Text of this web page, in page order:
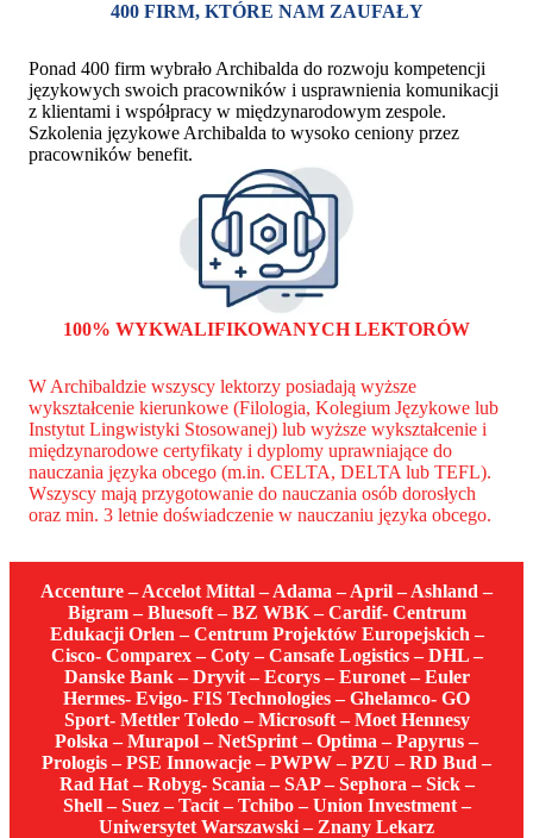
400 FIRM, KTÓRE NAM ZAUFAŁY
Ponad 400 firm wybrało Archibalda do rozwoju kompetencji
językowych swoich pracowników i usprawnienia komunikacji
z klientami i współpracy w międzynarodowym zespole.
Szkolenia językowe Archibalda to wysoko ceniony przez
pracowników benefit.
100% WYKWALIFIKOWANYCH LEKTORÓW
W Archibaldzie wszyscy lektorzy posiadają wyższe
wykształcenie kierunkowe (Filologia, Kolegium Językowe lub
Instytut Lingwistyki Stosowanej) lub wyższe wykształcenie i
międzynarodowe certyfikaty i dyplomy uprawniające do
nauczania języka obcego (m.in. CELTA, DELTA lub TEFL).
Wszyscy mają przygotowanie do nauczania osób dorosłych
oraz min. 3 letnie doświadczenie w nauczaniu języka obcego.
Accenture – Accelot Mittal – Adama – April – Ashland –
Bigram – Bluesoft – BZ WBK – Cardif- Centrum
Edukacji Orlen – Centrum Projektów Europejskich –
Cisco- Comparex – Coty – Cansafe Logistics – DHL –
Danske Bank – Dryvit – Ecorys – Euronet – Euler
Hermes- Evigo- FIS Technologies – Ghelamco- GO
Sport- Mettler Toledo – Microsoft – Moet Hennesy
Polska – Murapol – NetSprint – Optima – Papyrus –
Prologis – PSE Innowacje – PWPW – PZU – RD Bud –
Rad Hat – Robyg- Scania – SAP – Sephora – Sick –
Shell – Suez – Tacit – Tchibo – Union Investment –
Uniwersytet Warszawski – Znany Lekarz